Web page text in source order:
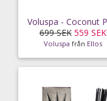
699 SEK 559 SEK
Voluspa från Ellos